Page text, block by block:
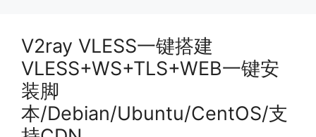
V2ray VLESS一键搭建
VLESS+WS+TLS+WEB一键安
装脚
本/Debian/Ubuntu/CentOS/支